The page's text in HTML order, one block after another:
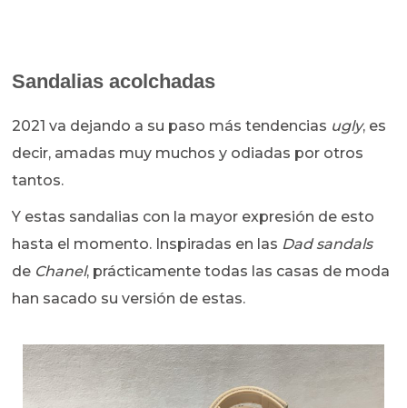
Sandalias acolchadas
2021 va dejando a su paso más tendencias ugly, es
decir, amadas muy muchos y odiadas por otros
tantos.
Y estas sandalias con la mayor expresión de esto
hasta el momento. Inspiradas en las Dad sandals
de Chanel, prácticamente todas las casas de moda
han sacado su versión de estas.